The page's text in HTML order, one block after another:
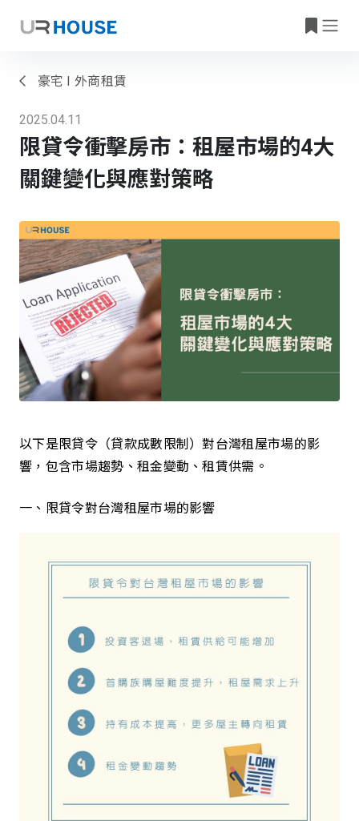
豪宅 I 外商租賃
2025.04.11
限貸令衝擊房市：租屋市場的4大
關鍵變化與應對策略
以下是限貸令（貸款成數限制）對台灣租屋市場的影
響，包含市場趨勢、租金變動、租賃供需。
一、限貸令對台灣租屋市場的影響